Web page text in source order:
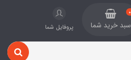
0
سبد خرید شما پروفایل شما